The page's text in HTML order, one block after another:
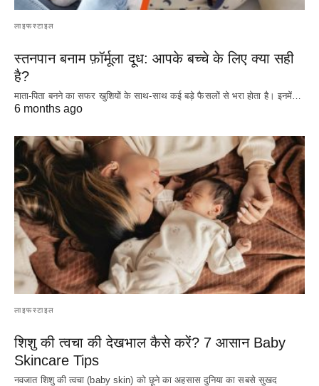
लाइफस्टाइल
स्तनपान बनाम फ़ॉर्मूला दूध: आपके बच्चे के लिए क्या सही
है?
माता-पिता बनने का सफर खुशियों के साथ-साथ कई बड़े फैसलों से भरा होता है। इनमें…
6 months ago
लाइफस्टाइल
शिशु की त्वचा की देखभाल कैसे करें? 7 आसान Baby
Skincare Tips
नवजात शिशु की त्वचा (baby skin) को छूने का अहसास दुनिया का सबसे सुखद